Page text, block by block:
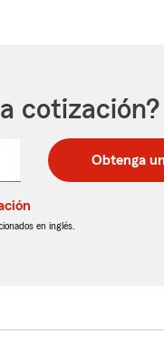
cotización?
Obtenga
en inglés.